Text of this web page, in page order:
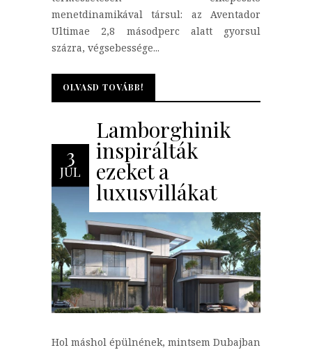
menetdinamikával társul: az Aventador
Ultimae 2,8 másodperc alatt gyorsul
százra, végsebessége...
OLVASD TOVÁBB!
OLVASD TOVÁBB!
3
JÚL
Lamborghinik
inspirálták
ezeket a
luxusvillákat
Hol máshol épülnének, mintsem Dubajban